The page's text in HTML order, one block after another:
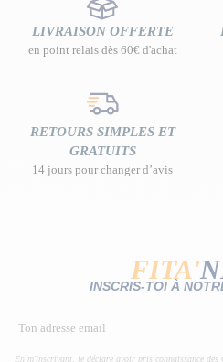
LIVRAISON OFFERTE
en point relais dès 60€ d'achat
RETOURS SIMPLES ET
GRATUITS
14 jours pour changer d’avis
FITA'
INSCRIS-TOI À
En m'inscrivant, je déclare avoir pris connaissance